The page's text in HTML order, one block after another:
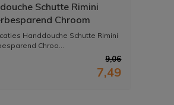
Schutte Rimini
Chroom
Handdouche Schutte Rimini
Chroo...
9,06
7,49